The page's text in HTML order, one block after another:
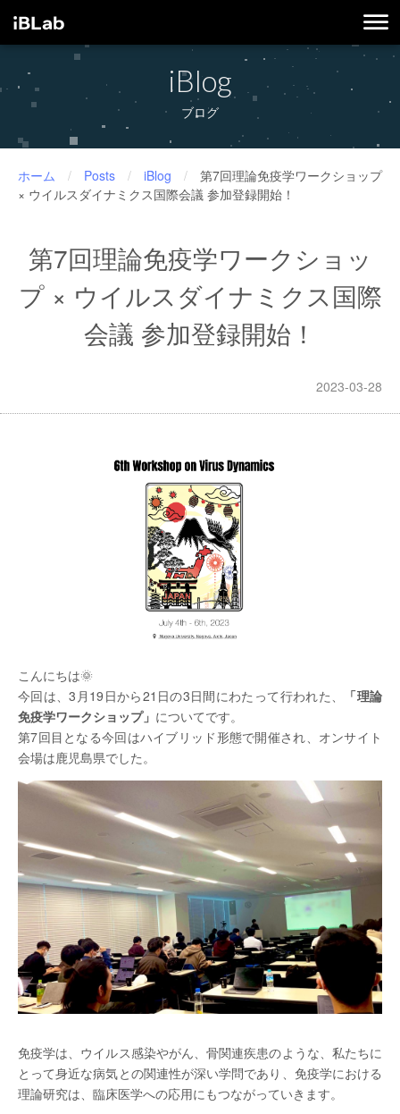
iBlog
ブログ
ホーム / Posts / iBlog /
第7回理論免疫学ワークショップ
× ウイルスダイナミクス国際会議 参加登録開始！
第7回理論免疫学ワークショッ
プ × ウイルスダイナミクス国際
会議 参加登録開始！
2023-03-28
こんにちは🌞
今回は、3月19日から21日の3日間にわたって行われた、
「理論
免疫学ワークショップ」 についてです。
第7回目となる今回はハイブリッド形態で開催され、オンサイト
会場は鹿児島県でした。
免疫学は、ウイルス感染やがん、骨関連疾患のような、私たちに
とって身近な病気との関連性が深い学問であり、免疫学における
理論研究は、臨床医学への応用にもつながっていきます。